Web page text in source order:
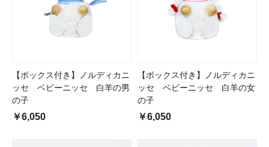
【ボックス付き】ノルディカニ
ッセ ベビーニッセ 白羊の男
の子
￥6,050
【ボックス付き】ノルディカニ
ッセ ベビーニッセ 白羊の女
の子
￥6,050